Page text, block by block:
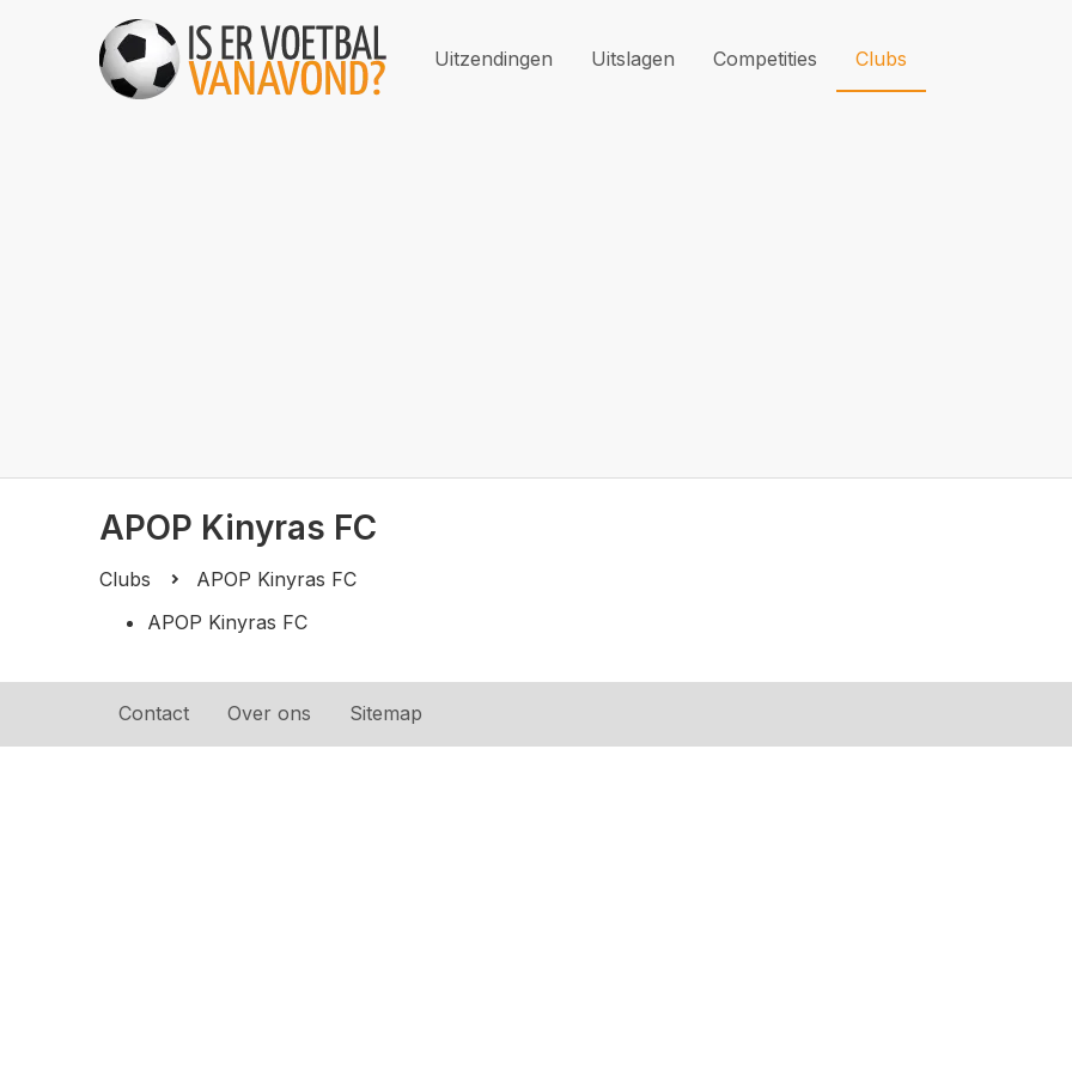
Uitzendingen Uitslagen Competities Clubs
APOP Kinyras FC
Clubs
APOP Kinyras FC
APOP Kinyras FC
Contact Over ons Sitemap